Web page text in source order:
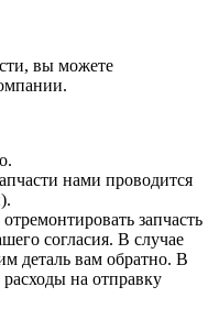
вы можете
нами проводится
запчасть
согласия. В случае
деталь вам обратно. В
на отправку